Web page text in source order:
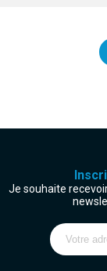
Je souhaite